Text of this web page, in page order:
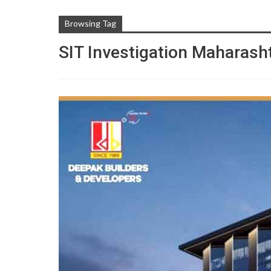
Browsing Tag
SIT Investigation